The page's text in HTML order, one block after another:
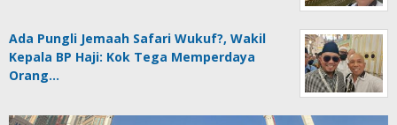
Ada Pungli Jemaah Safari Wukuf?, Wakil
Kepala BP Haji: Kok Tega Memperdaya
Orang…